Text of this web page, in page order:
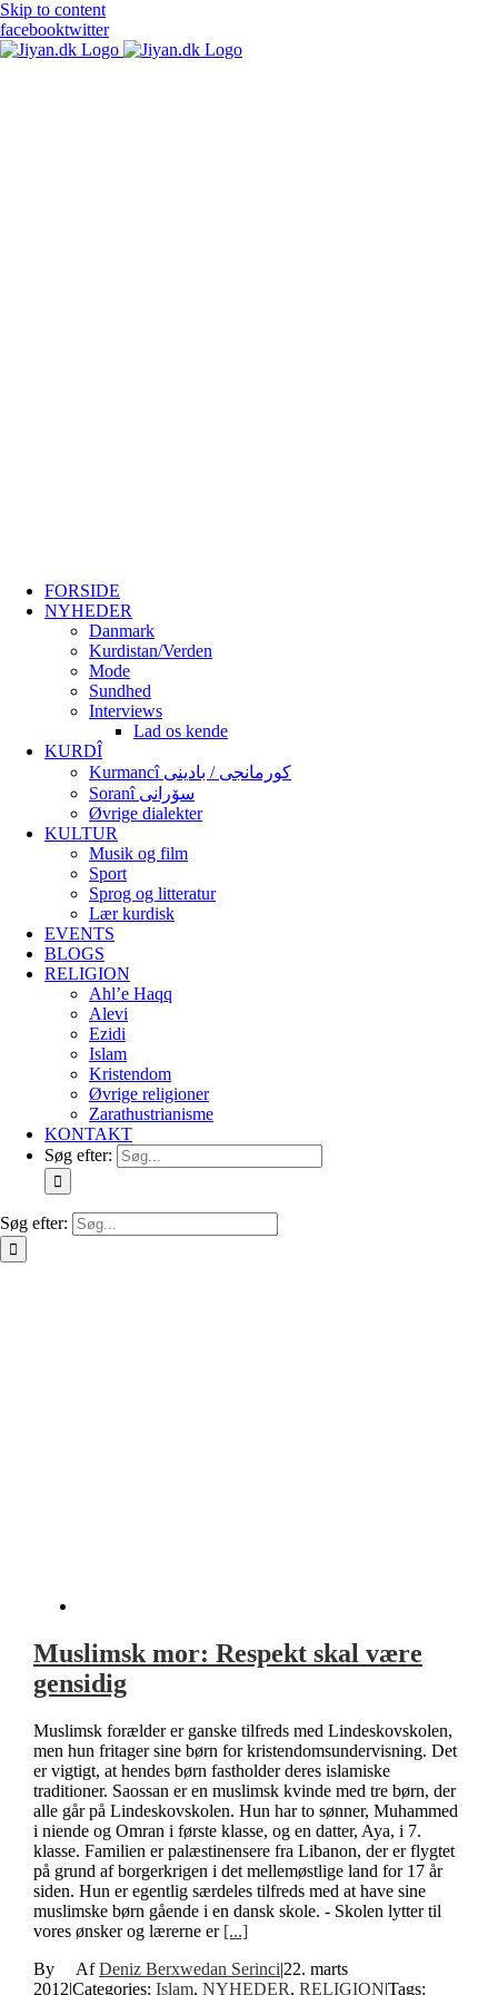
Skip to content
facebooktwitter
FORSIDE
NYHEDER
Danmark
Kurdistan/Verden
Mode
Sundhed
Interviews
Lad os kende
KURDÎ
Kurmancî کورمانجی / بادینی
Soranî سۆرانی
Øvrige dialekter
KULTUR
Musik og film
Sport
Sprog og litteratur
Lær kurdisk
EVENTS
BLOGS
RELIGION
Ahl’e Haqq
Alevi
Ezidi
Islam
Kristendom
Øvrige religioner
Zarathustrianisme
KONTAKT
Søg efter:
Søg efter:
Muslimsk mor: Respekt skal være
gensidig
Muslimsk forælder er ganske tilfreds med Lindeskovskolen,
men hun fritager sine børn for kristendomsundervisning. Det
er vigtigt, at hendes børn fastholder deres islamiske
traditioner. Saossan er en muslimsk kvinde med tre børn, der
alle går på Lindeskovskolen. Hun har to sønner, Muhammed
i niende og Omran i første klasse, og en datter, Aya, i 7.
klasse. Familien er palæstinensere fra Libanon, der er flygtet
på grund af borgerkrigen i det mellemøstlige land for 17 år
siden. Hun er egentlig særdeles tilfreds med at have sine
muslimske børn gående i en dansk skole. - Skolen lytter til
vores ønsker og lærerne er [...]
By
Deniz Berxwedan Serinci|22. marts
2012|Categories: Islam, NYHEDER, RELIGION|Tags: